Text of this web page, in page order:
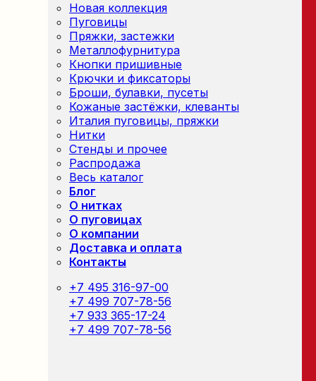
Новая коллекция
Пуговицы
Пряжки, застежки
Металлофурнитура
Кнопки пришивные
Крючки и фиксаторы
Броши, булавки, пусеты
Кожаные застёжки, клеванты
Италия пуговицы, пряжки
Нитки
Стенды и прочее
Распродажа
Весь каталог
Блог
О нитках
О пуговицах
О компании
Доставка и оплата
Контакты
+7 495 316-97-00
+7 499 707-78-56
+7 933 365-17-24
+7 499 707-78-56